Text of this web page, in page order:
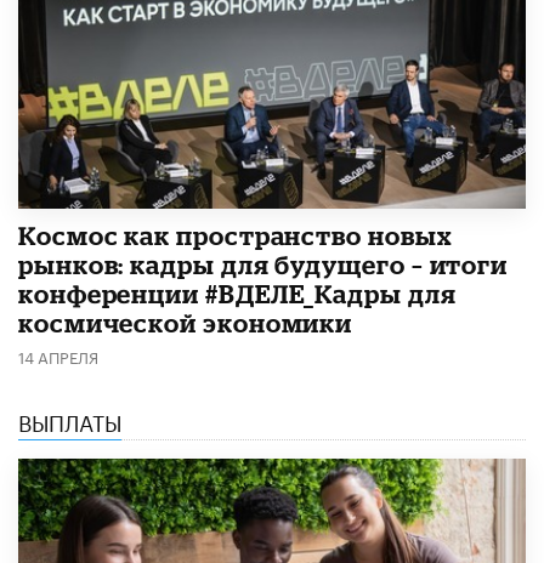
Космос как пространство новых
рынков: кадры для будущего – итоги
конференции #ВДЕЛЕ_Кадры для
космической экономики
14 АПРЕЛЯ
ВЫПЛАТЫ